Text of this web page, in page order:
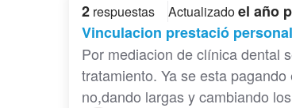
2 respuestas Actualizadoel año
Vinculacion prestació
Por mediacion de clínica dental
tratamiento. Ya se esta
no,dando largas y cambiando